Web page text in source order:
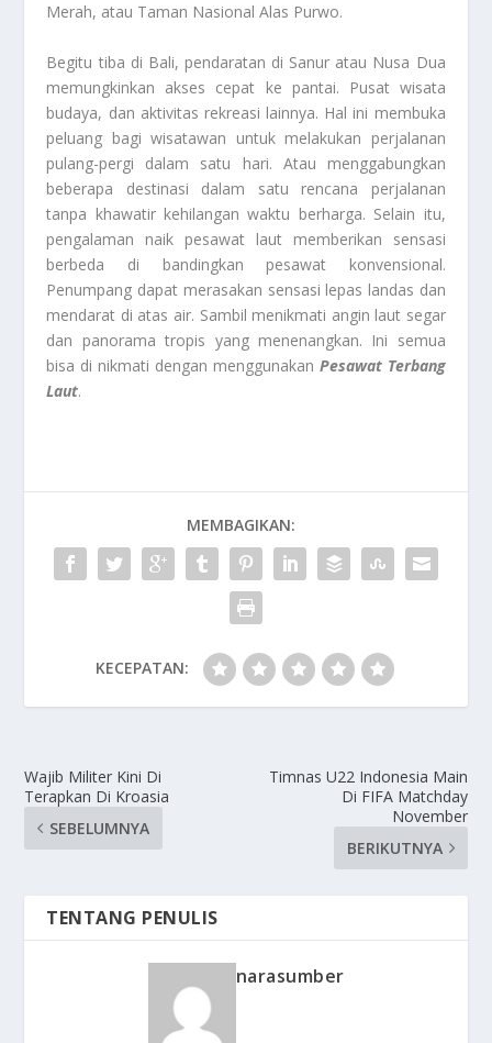
Merah, atau Taman Nasional Alas Purwo.
Begitu tiba di Bali, pendaratan di Sanur atau Nusa Dua
memungkinkan akses cepat ke pantai. Pusat wisata
budaya, dan aktivitas rekreasi lainnya. Hal ini membuka
peluang bagi wisatawan untuk melakukan perjalanan
pulang-pergi dalam satu hari. Atau menggabungkan
beberapa destinasi dalam satu rencana perjalanan
tanpa khawatir kehilangan waktu berharga. Selain itu,
pengalaman naik pesawat laut memberikan sensasi
berbeda di bandingkan pesawat konvensional.
Penumpang dapat merasakan sensasi lepas landas dan
mendarat di atas air. Sambil menikmati angin laut segar
dan panorama tropis yang menenangkan. Ini semua
bisa di nikmati dengan menggunakan Pesawat Terbang
Laut.
MEMBAGIKAN:
KECEPATAN:
Wajib Militer Kini Di
Terapkan Di Kroasia
SEBELUMNYA
Timnas U22 Indonesia Main
Di FIFA Matchday
November
BERIKUTNYA
TENTANG PENULIS
narasumber